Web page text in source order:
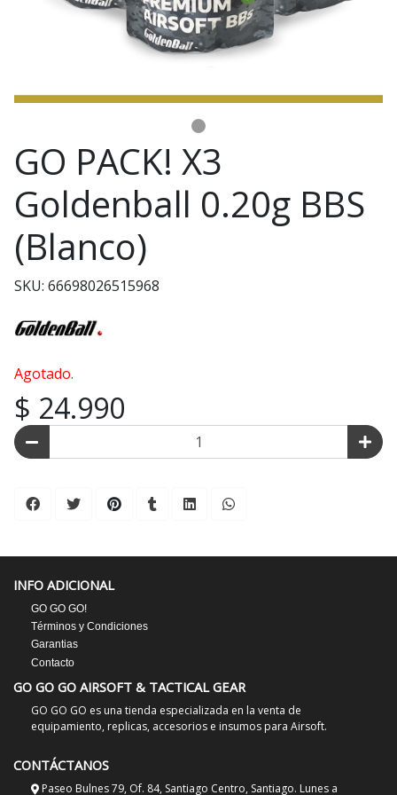
GO PACK! X3
Goldenball 0.20g BBS
(Blanco)
SKU: 66698026515968
Agotado.
$ 24.990
INFO ADICIONAL
GO GO GO!
Términos y Condiciones
Garantias
Contacto
GO GO GO AIRSOFT & TACTICAL GEAR
GO GO GO es una tienda especializada en la venta de
equipamiento, replicas, accesorios e insumos para Airsoft.
CONTÁCTANOS
Paseo Bulnes 79, Of. 84, Santiago Centro, Santiago. Lunes a